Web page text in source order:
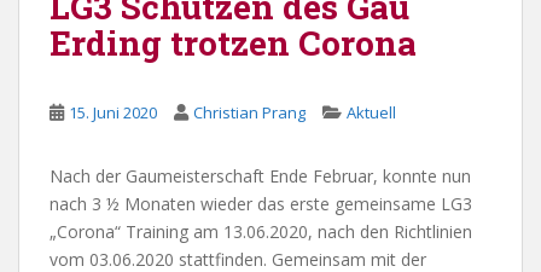
Erding trotzen Corona
15. Juni 2020 Christian Prang Aktuell
Nach der Gaumeisterschaft Ende Februar, konnte nun
nach 3 ½ Monaten wieder das erste gemeinsame LG3
„Corona“ Training am 13.06.2020, nach den Richtlinien
vom 03.06.2020 stattfinden. Gemeinsam mit der